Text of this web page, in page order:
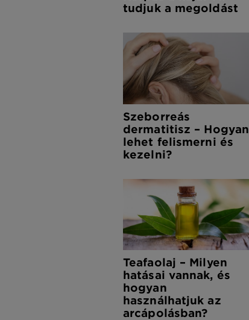
tudjuk a megoldást
Szeborreás
dermatitisz – Hogyan
lehet felismerni és
kezelni?
Teafaolaj – Milyen
hatásai vannak, és
hogyan
használhatjuk az
arcápolásban?